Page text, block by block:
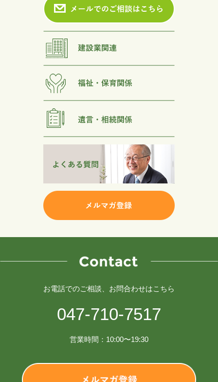
お電話でのご相談、お問合わせはこちら
047-710-7517
営業時間：10:00〜19:30